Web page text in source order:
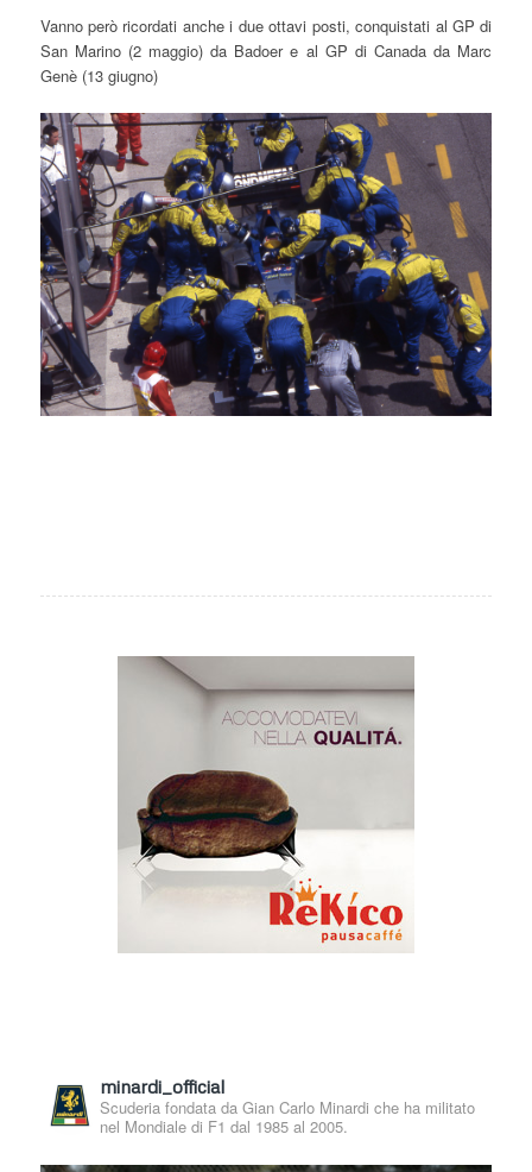
Vanno però ricordati anche i due ottavi posti, conquistati al GP di
San Marino (2 maggio) da Badoer e al GP di Canada da Marc
Genè (13 giugno)
minardi_official
Scuderia fondata da Gian Carlo Minardi che ha militato
nel Mondiale di F1 dal 1985 al 2005.